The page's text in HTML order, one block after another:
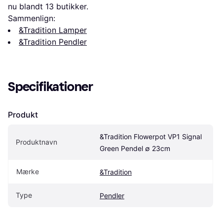
nu blandt 13 butikker.
Sammenlign:
&Tradition Lamper
&Tradition Pendler
Specifikationer
Produkt
Produktnavn
&Tradition Flowerpot VP1 Signal
Green Pendel ∅ 23cm
Mærke &Tradition
Type Pendler